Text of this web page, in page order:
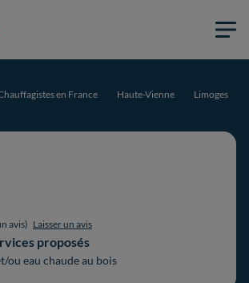
en France Haute-Vienne
Limoges
avis) Laisser un avis
proposés
ou eau chaude au bois